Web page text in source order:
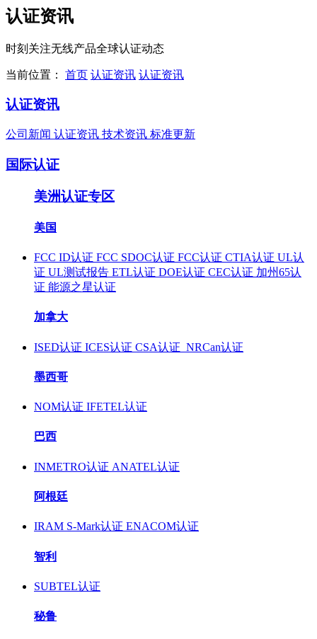
认证资讯
时刻关注无线产品全球认证动态
当前位置： 首页 认证资讯 认证资讯
认证资讯
公司新闻 认证资讯 技术资讯 标准更新
国际认证
美洲认证专区
美国
FCC ID认证 FCC SDOC认证 FCC认证 CTIA认证 UL认
证 UL测试报告 ETL认证 DOE认证 CEC认证 加州65认
证 能源之星认证
加拿大
ISED认证 ICES认证 CSA认证 NRCan认证
墨西哥
NOM认证 IFETEL认证
巴西
INMETRO认证 ANATEL认证
阿根廷
IRAM S-Mark认证 ENACOM认证
智利
SUBTEL认证
秘鲁